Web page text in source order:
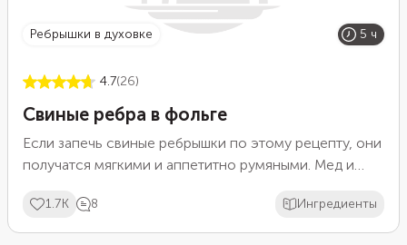
ребрышки в духовке 5 ч
4.7(26)
Свиные ребра в фольге
Если запечь свиные ребрышки по этому рецепту, они
получатся мягкими и аппетитно румяными. Мед и
сладкие нотки. А горчица и соевый соус делают
свинину приятно острой. Готовые ребрышки
1.7K 8 Ингредиенты